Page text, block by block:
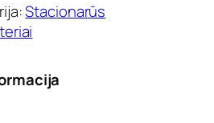
Stacionarūs